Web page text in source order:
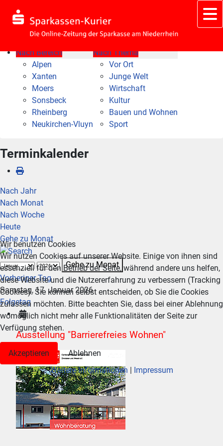
Nach Bereich
Alpen
Xanten
Moers
Sonsbeck
Rheinberg
Neukirchen-Vluyn
Nach Thema
Vor Ort
Junge Welt
Wirtschaft
Kultur
Bauen und Wohnen
Sport
Terminkalender
Nach Jahr
Nach Monat
Nach Woche
Heute
Gehe zu Monat
Gehe zu Monat
Vorheriger Tag
Samstag, 17. Januar 2026
Folgetag
Ausstellung "Barrierefreies Wohnen"
Wir benutzen Cookies
Wir nutzen Cookies auf unserer Website. Einige von ihnen sind
essenziell für den Betrieb der Seite, während andere uns helfen,
diese Website und die Nutzererfahrung zu verbessern (Tracking
Cookies). Sie können selbst entscheiden, ob Sie die Cookies
zulassen möchten. Bitte beachten Sie, dass bei einer Ablehnung
womöglich nicht mehr alle Funktionalitäten der Seite zur
Verfügung stehen.
Akzeptieren
Ablehnen
Weitere Informationen | Impressum